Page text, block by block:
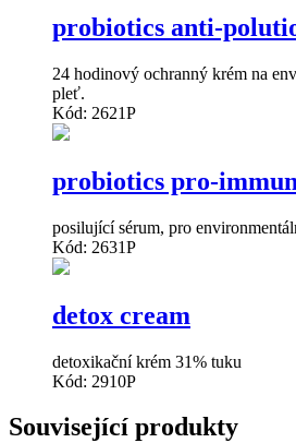
probiotics anti-
24 hodinový ochranný krém na
pleť.
Kód: 2621P
probiotics pro-
posilující sérum, pro
Kód: 2631P
detox cream
detoxikační krém 31% tuku
Kód: 2910P
Související produkty